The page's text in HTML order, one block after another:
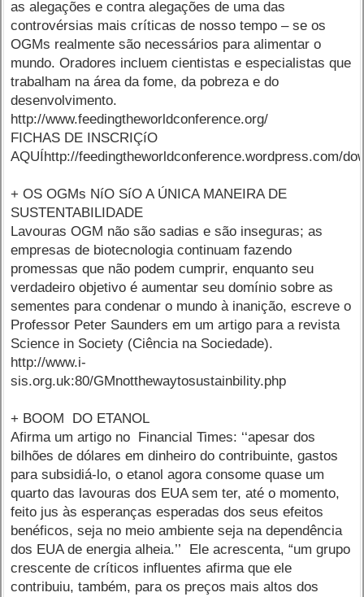
as alegações e contra alegações de uma das
controvérsias mais críticas de nosso tempo – se os
OGMs realmente são necessários para alimentar o
mundo. Oradores incluem cientistas e especialistas que
trabalham na área da fome, da pobreza e do
desenvolvimento.
http://www.feedingtheworldconference.org/
FICHAS DE INSCRIÇíO
AQUÍhttp://feedingtheworldconference.wordpress.com/
+ OS OGMs NíO SíO A ÚNICA MANEIRA DE
SUSTENTABILIDADE
Lavouras OGM não são sadias e são inseguras; as
empresas de biotecnologia continuam fazendo
promessas que não podem cumprir, enquanto seu
verdadeiro objetivo é aumentar seu domínio sobre as
sementes para condenar o mundo à inanição, escreve o
Professor Peter Saunders em um artigo para a revista
Science in Society (Ciência na Sociedade).
http://www.i-
sis.org.uk:80/GMnotthewaytosustainbility.php
+ BOOM DO ETANOL
Afirma um artigo no Financial Times: ‘‘apesar dos
bilhões de dólares em dinheiro do contribuinte, gastos
para subsidiá-lo, o etanol agora consome quase um
quarto das lavouras dos EUA sem ter, até o momento,
feito jus às esperanças esperadas dos seus efeitos
benéficos, seja no meio ambiente seja na dependência
dos EUA de energia alheia.’’ Ele acrescenta, “um grupo
crescente de críticos influentes afirma que ele
contribuiu, também, para os preços mais altos dos